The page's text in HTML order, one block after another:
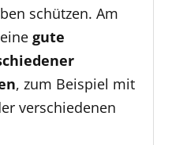
schützen. Am
einegute
, zum Beispiel mit
verschiedenen